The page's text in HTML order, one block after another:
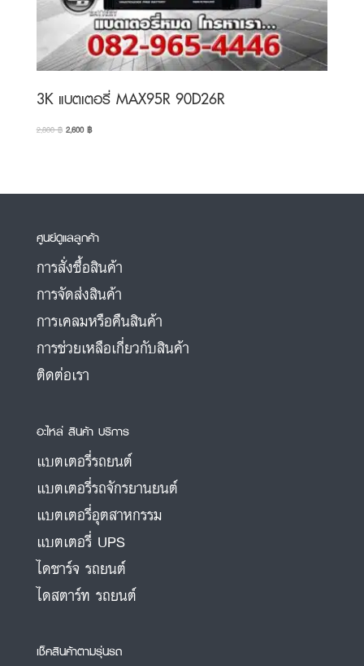
3K แบตเตอรี่ MAX95R 90D26R
2,800฿ Original
2,600฿Current
ศูนย์ดูแลลูกค้า
การสั่งซื้อสินค้า
การจัดส่งสินค้า
การเคลมหรือคืนสินค้า
การช่วยเหลือเกี่ยวกับสินค้า
ติดต่อเรา
อะไหล่ สินค้า บริการ
แบตเตอรี่รถยนต์
แบตเตอรี่รถจักรยานยนต์
แบตเตอรี่อุตสาหกรรม
แบตเตอรี่ UPS
ไดชาร์จ รถยนต์
ไดสตาร์ท รถยนต์
เช็คสินค้าตามรุ่นรถ